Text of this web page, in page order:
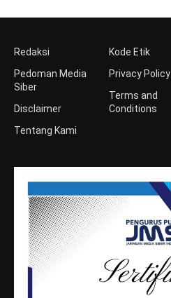
Redaksi
Pedoman Media
Siber
Disclaimer
Tentang Kami
Kode Etik
Privacy Policy
Terms and
Conditions